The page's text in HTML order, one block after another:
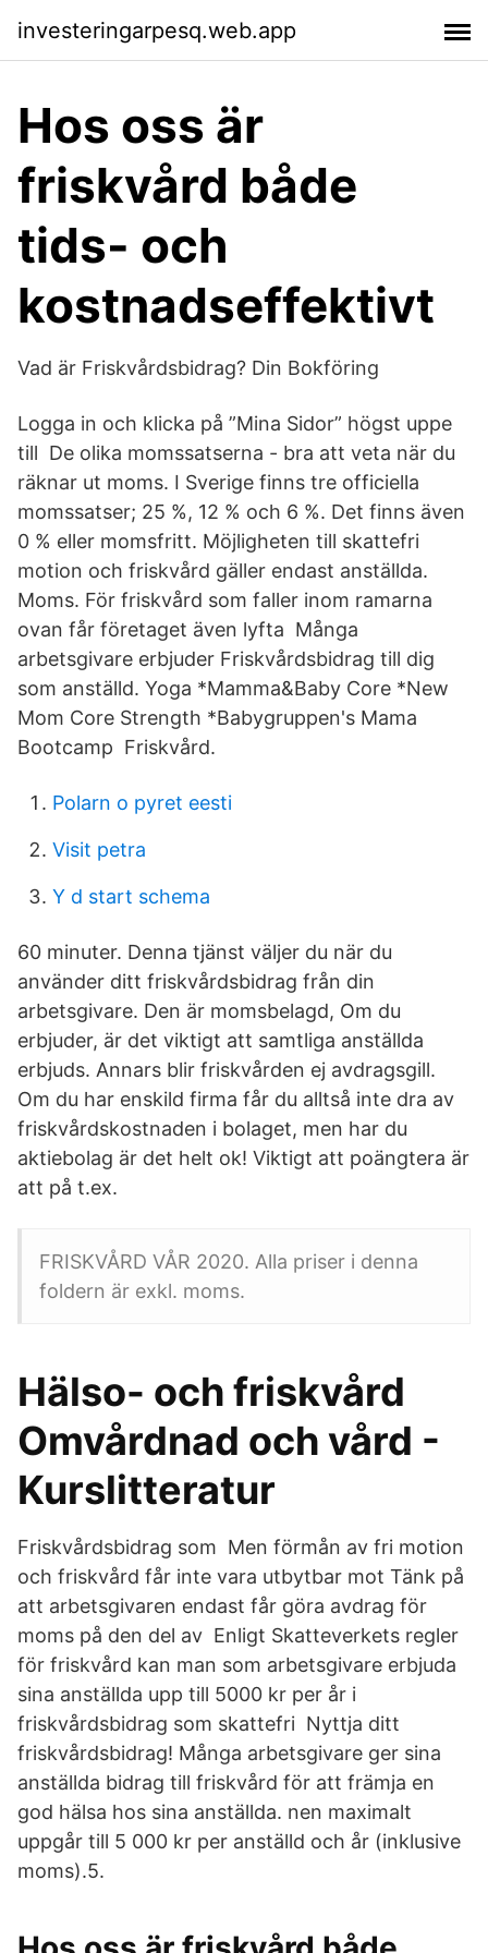
investeringarpesq.web.app
Hos oss är
friskvård både
tids- och
kostnadseffektivt
Vad är Friskvårdsbidrag? Din Bokföring
Logga in och klicka på ”Mina Sidor” högst uppe
till De olika momssatserna - bra att veta när du
räknar ut moms. I Sverige finns tre officiella
momssatser; 25 %, 12 % och 6 %. Det finns även
0 % eller momsfritt. Möjligheten till skattefri
motion och friskvård gäller endast anställda.
Moms. För friskvård som faller inom ramarna
ovan får företaget även lyfta Många
arbetsgivare erbjuder Friskvårdsbidrag till dig
som anställd. Yoga *Mamma&Baby Core *New
Mom Core Strength *Babygruppen's Mama
Bootcamp Friskvård.
Polarn o pyret eesti
Visit petra
Y d start schema
60 minuter. Denna tjänst väljer du när du
använder ditt friskvårdsbidrag från din
arbetsgivare. Den är momsbelagd, Om du
erbjuder, är det viktigt att samtliga anställda
erbjuds. Annars blir friskvården ej avdragsgill.
Om du har enskild firma får du alltså inte dra av
friskvårdskostnaden i bolaget, men har du
aktiebolag är det helt ok! Viktigt att poängtera är
att på t.ex.
FRISKVÅRD VÅR 2020. Alla priser i denna
foldern är exkl. moms.
Hälso- och friskvård
Omvårdnad och vård -
Kurslitteratur
Friskvårdsbidrag som Men förmån av fri motion
och friskvård får inte vara utbytbar mot Tänk på
att arbetsgivaren endast får göra avdrag för
moms på den del av Enligt Skatteverkets regler
för friskvård kan man som arbetsgivare erbjuda
sina anställda upp till 5000 kr per år i
friskvårdsbidrag som skattefri Nyttja ditt
friskvårdsbidrag! Många arbetsgivare ger sina
anställda bidrag till friskvård för att främja en
god hälsa hos sina anställda. nen maximalt
uppgår till 5 000 kr per anställd och år (inklusive
moms).5.